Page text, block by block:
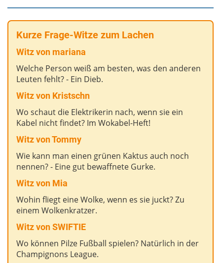
Kurze Frage-Witze zum Lachen
Witz von mariana
Welche Person weiß am besten, was den anderen
Leuten fehlt? - Ein Dieb.
Witz von Kristschn
Wo schaut die Elektrikerin nach, wenn sie ein
Kabel nicht findet? Im Wokabel-Heft!
Witz von Tommy
Wie kann man einen grünen Kaktus auch noch
nennen? - Eine gut bewaffnete Gurke.
Witz von Mia
Wohin fliegt eine Wolke, wenn es sie juckt? Zu
einem Wolkenkratzer.
Witz von SWIFTIE
Wo können Pilze Fußball spielen? Natürlich in der
Champignons League.